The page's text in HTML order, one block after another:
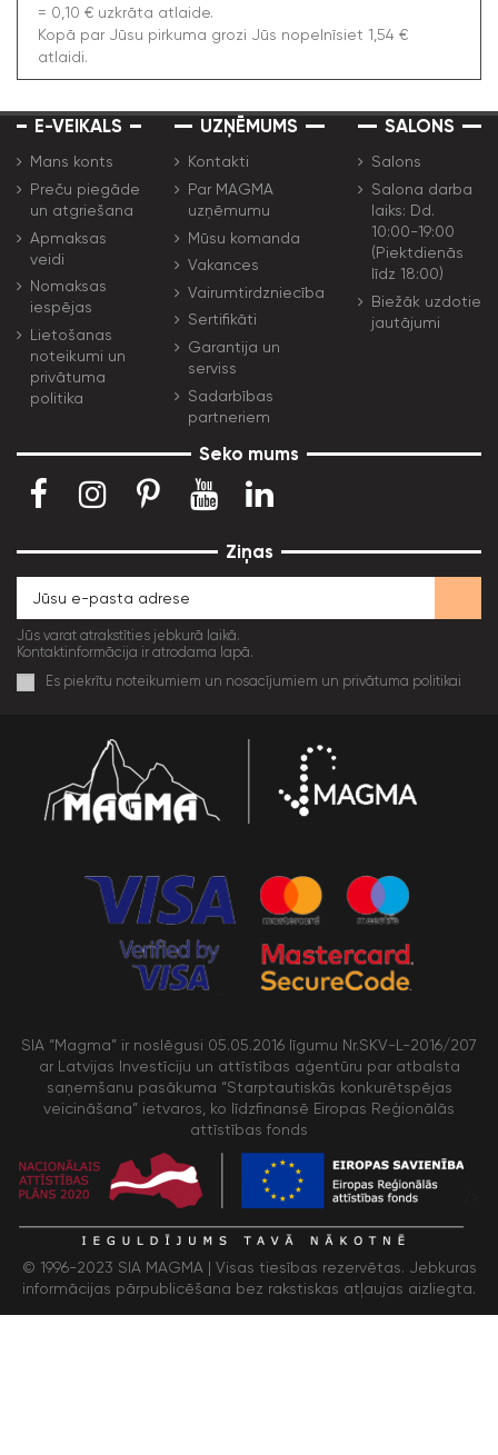
= 0,10 € uzkrāta atlaide.
Kopā par Jūsu pirkuma grozi Jūs nopelnīsiet 1,54 €
atlaidi.
E-VEIKALS
Mans konts
Preču piegāde
un atgriešana
Apmaksas
veidi
Nomaksas
iespējas
Lietošanas
noteikumi un
privātuma
politika
UZŅĒMUMS
Kontakti
Par MAGMA
uzņēmumu
Mūsu komanda
Vakances
Vairumtirdzniecība
Sertifikāti
Garantija un
serviss
Sadarbības
partneriem
SALONS
Salons
Salona darba
laiks: Dd.
10:00-19:00
(Piektdienās
līdz 18:00)
Biežāk uzdotie
jautājumi
Seko mums
Ziņas
Jūs varat atrakstīties jebkurā laikā.
Kontaktinformācija ir atrodama lapā.
Es piekrītu noteikumiem un nosacījumiem un privātuma politikai
SIA “Magma” ir noslēgusi 05.05.2016 līgumu Nr.SKV-L-2016/207
ar Latvijas Investīciju un attīstības aģentūru par atbalsta
saņemšanu pasākuma “Starptautiskās konkurētspējas
veicināšana” ietvaros, ko līdzfinansē Eiropas Reģionālās
attīstības fonds
© 1996-2023 SIA MAGMA | Visas tiesības rezervētas. Jebkuras
informācijas pārpublicēšana bez rakstiskas atļaujas aizliegta.